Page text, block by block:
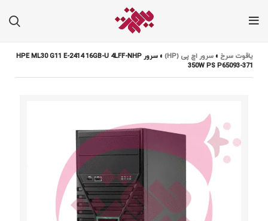
یاقوت سرخ »سرور اچ پی (HP) »
سرور HPE ML30 G11 E-2414 16GB-U 4LFF-NHP
350W PS P65093-371